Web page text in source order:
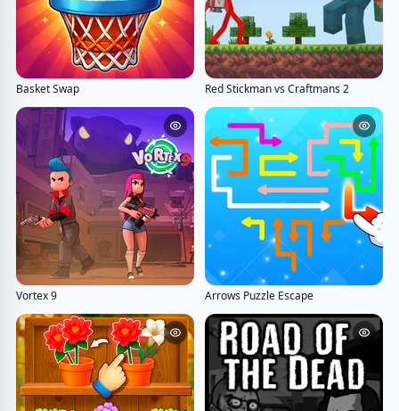
Basket Swap Red Stickman vs Craftmans 2
Vortex 9 Arrows Puzzle Escape